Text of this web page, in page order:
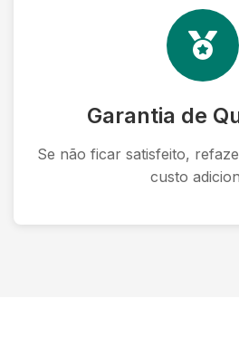
Garantia de
Se não ficar satisfeito,
custo